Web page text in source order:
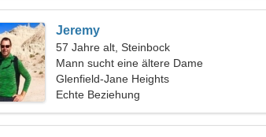
Jeremy
57 Jahre alt, Steinbock
Mann sucht eine ältere Dame
Glenfield-Jane Heights
Echte Beziehung